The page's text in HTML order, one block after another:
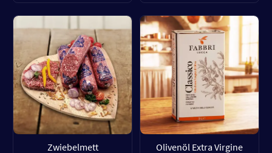
Zwiebelmett Olivenöl Extra Virgine